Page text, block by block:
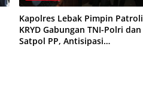
Kapolres Lebak Pimpin Patroli
KRYD Gabungan TNI-Polri dan
Satpol PP, Antisipasi